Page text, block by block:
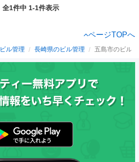
全1件中 1-1件表示
ページTOPへ
ビル管理 長崎県のビル管理 五島市のビル